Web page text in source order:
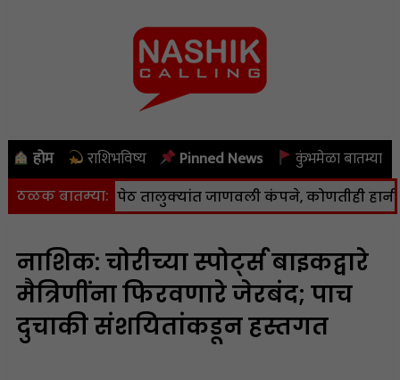
होम राशिभविष्य Pinned News कुंभमेळा बातम्या
ठळक बातम्या:
आणि पेठ तालुक्यांत जाणवली कंपने, कोणतीही हानी नाही
नाशिक: चोरीच्या स्पोर्ट्स बाइकद्वारे
मैत्रिणींना फिरवणारे जेरबंद; पाच
दुचाकी संशयितांकडून हस्तगत